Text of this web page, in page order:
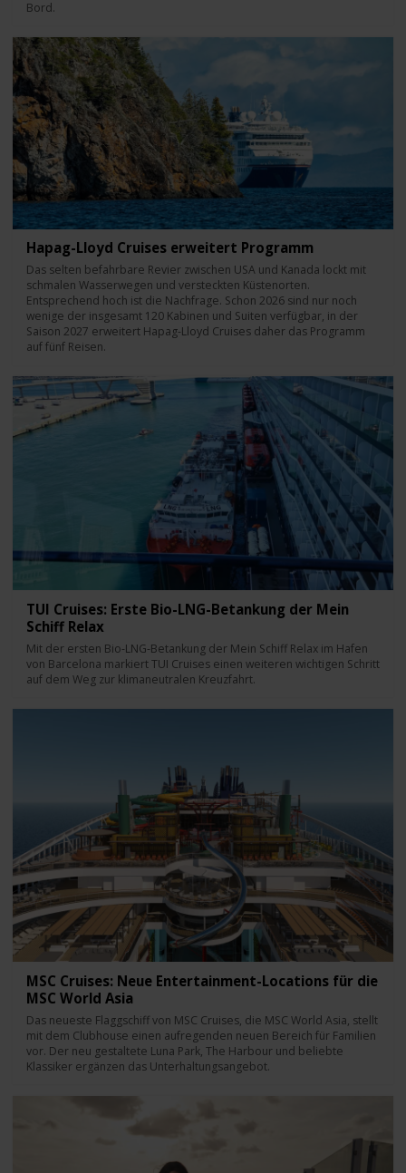
Bord.
Hapag-Lloyd Cruises erweitert Programm
Das selten befahrbare Revier zwischen USA und Kanada lockt mit
schmalen Wasserwegen und versteckten Küstenorten.
Entsprechend hoch ist die Nachfrage. Schon 2026 sind nur noch
wenige der insgesamt 120 Kabinen und Suiten verfügbar, in der
Saison 2027 erweitert Hapag-Lloyd Cruises daher das Programm
auf fünf Reisen.
TUI Cruises: Erste Bio-LNG-Betankung der Mein
Schiff Relax
Mit der ersten Bio-LNG-Betankung der Mein Schiff Relax im Hafen
von Barcelona markiert TUI Cruises einen weiteren wichtigen Schritt
auf dem Weg zur klimaneutralen Kreuzfahrt.
MSC Cruises: Neue Entertainment-Locations für die
MSC World Asia
Das neueste Flaggschiff von MSC Cruises, die MSC World Asia, stellt
mit dem Clubhouse einen aufregenden neuen Bereich für Familien
vor. Der neu gestaltete Luna Park, The Harbour und beliebte
Klassiker ergänzen das Unterhaltungsangebot.